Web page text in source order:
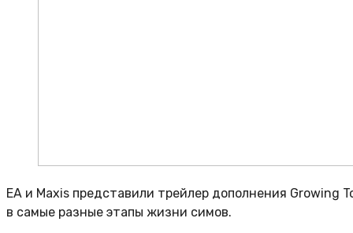
EA и Maxis представили трейлер дополнения Growing
в самые разные этапы жизни симов.